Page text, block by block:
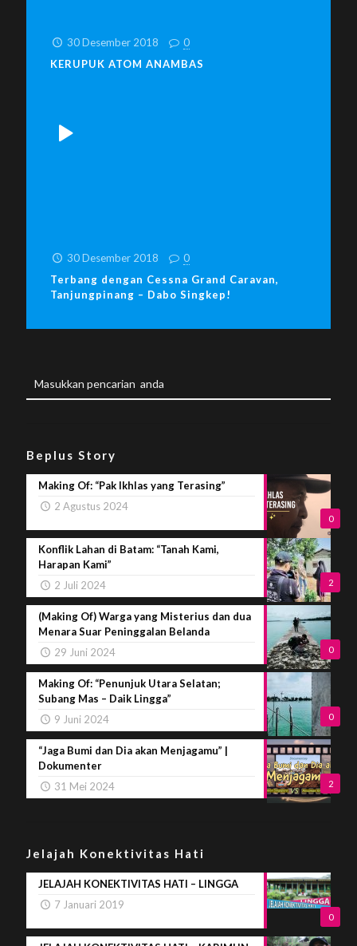
30 Desember 2018
0
KERUPUK ATOM ANAMBAS
30 Desember 2018
0
Terbang dengan Cessna Grand Caravan,
Tanjungpinang – Dabo Singkep!
Beplus Story
0
Making Of: “Pak Ikhlas yang Terasing”
2 Agustus 2024
2
Konflik Lahan di Batam: “Tanah Kami,
Harapan Kami”
2 Juli 2024
0
(Making Of) Warga yang Misterius dan dua
Menara Suar Peninggalan Belanda
29 Juni 2024
0
Making Of: “Penunjuk Utara Selatan;
Subang Mas – Daik Lingga”
9 Juni 2024
2
“Jaga Bumi dan Dia akan Menjagamu” |
Dokumenter
31 Mei 2024
Jelajah Konektivitas Hati
0
JELAJAH KONEKTIVITAS HATI – LINGGA
7 Januari 2019